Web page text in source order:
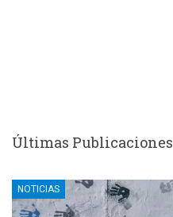
Últimas Publicaciones
NOTICIAS